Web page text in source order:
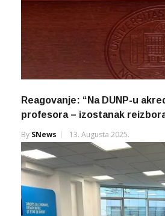
Reagovanje: “Na DUNP-u
profesora – izostanak
By SNews 13. Augusta 2025.